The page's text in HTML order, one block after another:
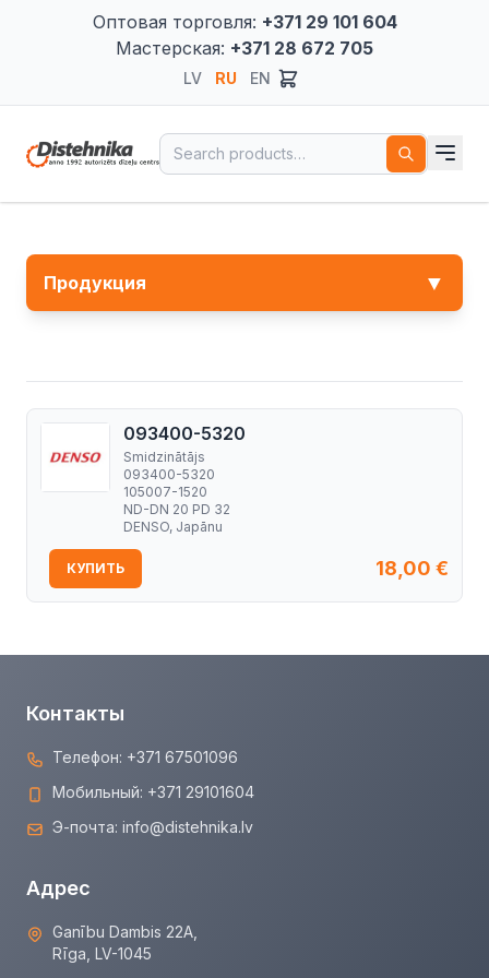
Оптовая торговля: +371 29 101 604
Мастерская: +371 28 672 705
LV RU EN
Search for:
Продукция ▼
093400-5320
Smidzinātājs
093400-5320
105007-1520
ND-DN 20 PD 32
DENSO, Japānu
18,00 €
КУПИТЬ
Контакты
Телефон: +371 67501096
Мобильный: +371 29101604
Э-почта: info@distehnika.lv
Адрес
Ganību Dambis 22A,
Rīga, LV-1045